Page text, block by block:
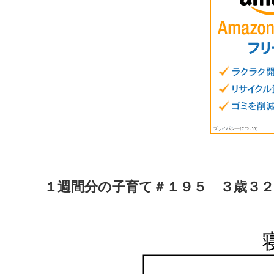
１週間分の子育て＃１９５ ３歳３